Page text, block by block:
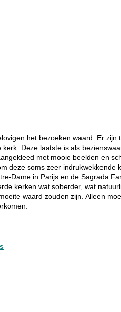
het bezoeken waard. Er zijn
Deze laatste is als
met mooie beelden en
deze soms zeer indrukwekkende
Dame in Parijs en de Sagrada
kerken wat soberder, wat
waard zouden zijn. Alleen